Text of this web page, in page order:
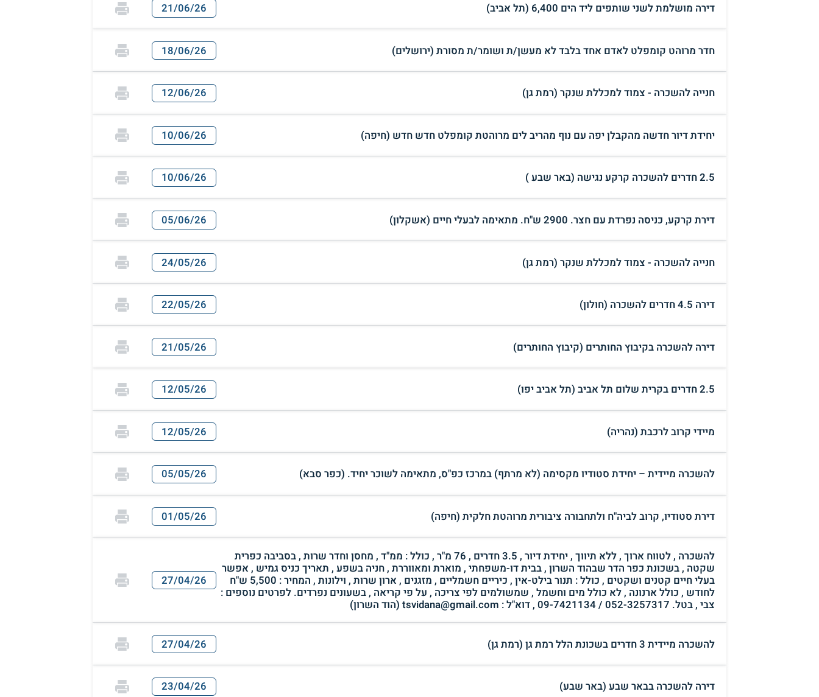
דירה מושלמת לשני שותפים ליד הים 6,400 (תל אביב) 21/06/26
חדר מרוהט קומפלט לאדם אחד בלבד לא מעשן/ת ושומר/ת מסורת (ירושלים) 18/06/26
חנייה להשכרה - צמוד למכללת שנקר (רמת גן) 12/06/26
יחידת דיור חדשה מהקבלן יפה עם נוף מהריב לים מרוהטת קומפלט חדש חדש (חיפה) 10/06/26
2.5 חדרים להשכרה קרקע נגישה (באר שבע ) 10/06/26
דירת קרקע, כניסה נפרדת עם חצר. 2900 ש"ח. מתאימה לבעלי חיים (אשקלון) 05/06/26
חנייה להשכרה - צמוד למכללת שנקר (רמת גן) 24/05/26
דירה 4.5 חדרים להשכרה (חולון) 22/05/26
דירה להשכרה בקיבוץ החותרים (קיבוץ החותרים) 21/05/26
2.5 חדרים בקרית שלום תל אביב (תל אביב יפו) 12/05/26
מיידי קרוב לרכבת (נהריה) 12/05/26
להשכרה מיידית – יחידת סטודיו מקסימה (לא מרתף) במרכז כפ"ס, מתאימה לשוכר יחיד. (כפר סבא) 05/05/26
דירת סטודיו, קרוב לביה"ח ולתחבורה ציבורית מרוהטת חלקית (חיפה) 01/05/26
להשכרה , לטווח ארוך , ללא תיווך , יחידת דיור , 3.5 חדרים , 76 מ"ר , כולל : ממ"ד , מחסן וחדר שרות , בסביבה כפרית
שקטה , בשכונת כפר הדר שבהוד השרון , בבית דו-משפחתי , מוארת ומאווררת , חניה בשפע , תאריך כניס גמיש , אפשר
בעלי חיים קטנים ושקטים , כולל : תנור בילט-אין , כיריים חשמליים , מזגנים , ארון שרות , וילונות , המחיר : 5,500 ש"ח
לחודש , כולל ארנונה , לא כולל מים וחשמל , שמשולמים לפי צריכה , על פי קריאה , בשעונים נפרדים. לפרטים נוספים :
צבי , בטל. 052-3257317 / 09-7421134 , דוא"ל : tsvidana@gmail.com (הוד השרון)
27/04/26
להשכרה מיידית 3 חדרים בשכונת הלל רמת גן (רמת גן) 27/04/26
דירה להשכרה בבאר שבע (באר שבע) 23/04/26